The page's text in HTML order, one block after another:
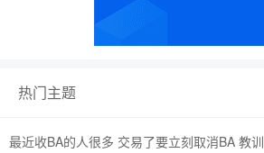
热门主题
最近收BA的人很多 交易了要立刻取消BA 教训